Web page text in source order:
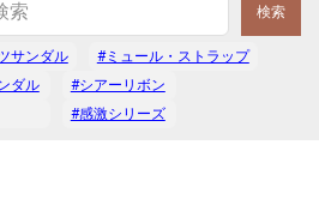
検索
サンダル
#ミュール・ストラップ
ダル
#シアーリボン
#感激シリーズ
価格が高い順